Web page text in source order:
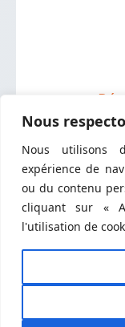
Nous
Nous utilisons
expérience de
ou du contenu
cliquant sur «
l'utilisation de